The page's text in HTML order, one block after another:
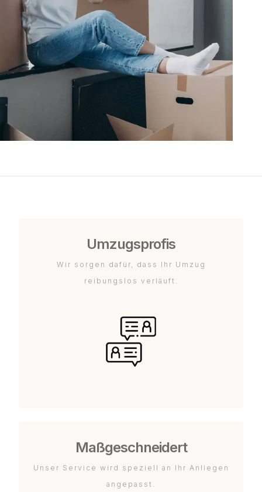
Umzugsprofis
Wir sorgen dafür, dass Ihr Umzug
reibungslos verläuft.
Maßgeschneidert
Unser Service wird speziell an Ihr Anliegen
angepasst.